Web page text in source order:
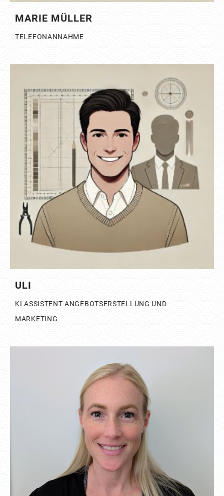
MARIE MÜLLER
TELEFONANNAHME
ULI
KI ASSISTENT ANGEBOTSERSTELLUNG UND
MARKETING